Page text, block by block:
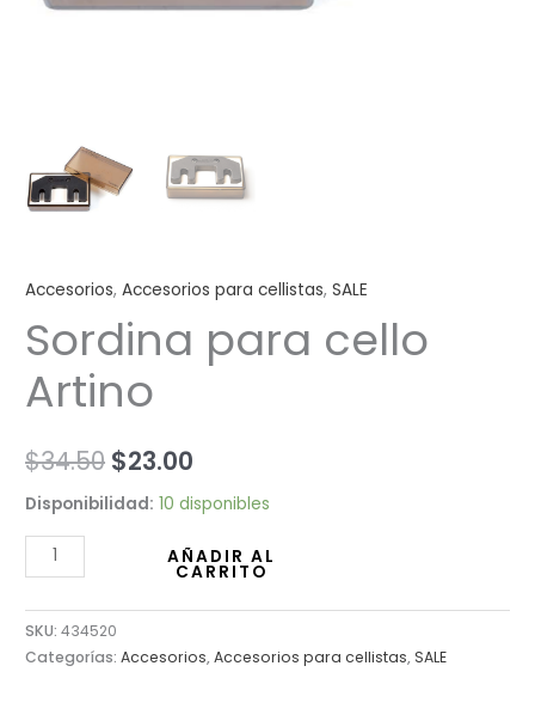
Accesorios,Accesorios para cellistas,SALE
Sordina para cello
Artino
$34.50 $23.00
Disponibilidad: 10 disponibles
AÑADIR AL
CARRITO
SKU:434520
Categorías:Accesorios,Accesorios para cellistas,SALE